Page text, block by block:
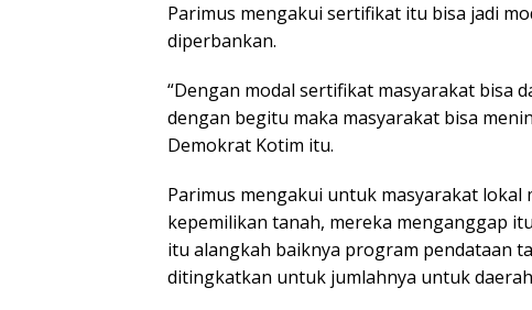
Parimus mengakui sertifikat itu bisa jadi
diperbankan.
“Dengan modal sertifikat masyarakat bisa
dengan begitu maka masyarakat bisa
Demokrat Kotim itu.
Parimus mengakui untuk masyarakat
kepemilikan tanah, mereka menganggap
itu alangkah baiknya program pendataan
ditingkatkan untuk jumlahnya untuk